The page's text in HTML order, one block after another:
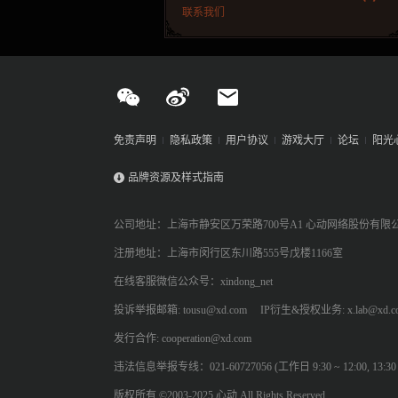
联系我们
免责声明 隐私政策 用户协议 游戏大厅 论坛 阳光
品牌资源及样式指南
公司地址：上海市静安区万荣路700号A1 心动网络股份有限
注册地址：上海市闵行区东川路555号戊楼1166室
在线客服微信公众号：xindong_net
投诉举报邮箱: tousu@xd.com IP衍生&授权业务:
发行合作: cooperation@xd.com
违法信息举报专线：021-60727056 (工作日 9:30 ~ 12:00, 13:30
版权所有 ©2003-2025 心动 All Rights Reserved